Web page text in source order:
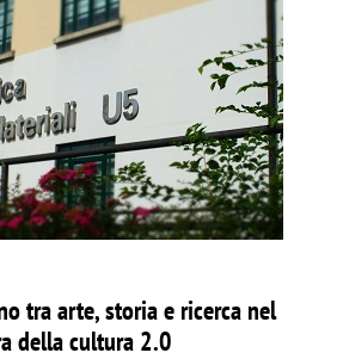
tra arte, storia e ricerca nel
della cultura 2.0